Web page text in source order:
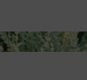
Düngung.